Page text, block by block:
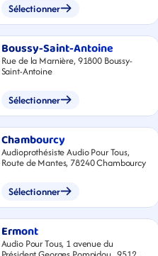
Sélectionner
Boussy-Saint-Antoine
Rue de la Marnière, 91800 Boussy-
Saint-Antoine
Sélectionner
Chambourcy
Audioprothésiste Audio Pour Tous,
Route de Mantes, 78240 Chambourcy
Sélectionner
Ermont
Audio Pour Tous, 1 avenue du